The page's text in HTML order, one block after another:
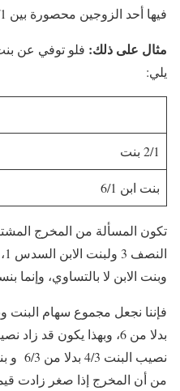
فيها أحد الزوجين محصورة بين 2/1 ، 3/1 ، 3/2 ، 6/1.
مثال على ذلك: فلو توفي عن
يلي:
2/1 بنت
بنت ابن 6/1
وبنت الابن لا بالتساوي، وإنما
بدلا من 6، وبهذا يكون قد